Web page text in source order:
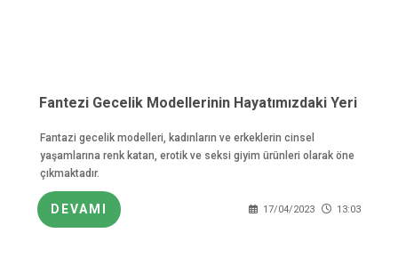
Fantezi Gecelik Modellerinin Hayatımızdaki Yeri
Fantazi gecelik modelleri, kadınların ve erkeklerin cinsel
yaşamlarına renk katan, erotik ve seksi giyim ürünleri olarak öne
çıkmaktadır.
DEVAMI 17/04/2023 13:03